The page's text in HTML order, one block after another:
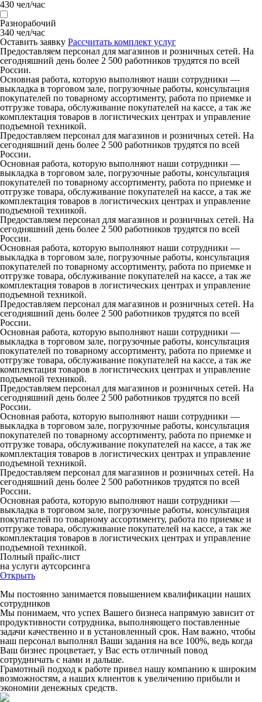
430 чел/час
Разнорабочий
340 чел/час
Оставить заявку Рассчитать комплект услуг
Предоставляем персонал для магазинов и розничных сетей. На
сегодняшний день более 2 500 работников трудятся по всей
России.
Основная работа, которую выполняют наши сотрудники —
выкладка в торговом зале, погрузочные работы, консультация
покупателей по товарному ассортименту, работа по приемке и
отгрузке товара, обслуживание покупателей на кассе, а так же
комплектация товаров в логистических центрах и управление
подъемной техникой.
Предоставляем персонал для магазинов и розничных сетей. На
сегодняшний день более 2 500 работников трудятся по всей
России.
Основная работа, которую выполняют наши сотрудники —
выкладка в торговом зале, погрузочные работы, консультация
покупателей по товарному ассортименту, работа по приемке и
отгрузке товара, обслуживание покупателей на кассе, а так же
комплектация товаров в логистических центрах и управление
подъемной техникой.
Предоставляем персонал для магазинов и розничных сетей. На
сегодняшний день более 2 500 работников трудятся по всей
России.
Основная работа, которую выполняют наши сотрудники —
выкладка в торговом зале, погрузочные работы, консультация
покупателей по товарному ассортименту, работа по приемке и
отгрузке товара, обслуживание покупателей на кассе, а так же
комплектация товаров в логистических центрах и управление
подъемной техникой.
Предоставляем персонал для магазинов и розничных сетей. На
сегодняшний день более 2 500 работников трудятся по всей
России.
Основная работа, которую выполняют наши сотрудники —
выкладка в торговом зале, погрузочные работы, консультация
покупателей по товарному ассортименту, работа по приемке и
отгрузке товара, обслуживание покупателей на кассе, а так же
комплектация товаров в логистических центрах и управление
подъемной техникой.
Предоставляем персонал для магазинов и розничных сетей. На
сегодняшний день более 2 500 работников трудятся по всей
России.
Основная работа, которую выполняют наши сотрудники —
выкладка в торговом зале, погрузочные работы, консультация
покупателей по товарному ассортименту, работа по приемке и
отгрузке товара, обслуживание покупателей на кассе, а так же
комплектация товаров в логистических центрах и управление
подъемной техникой.
Предоставляем персонал для магазинов и розничных сетей. На
сегодняшний день более 2 500 работников трудятся по всей
России.
Основная работа, которую выполняют наши сотрудники —
выкладка в торговом зале, погрузочные работы, консультация
покупателей по товарному ассортименту, работа по приемке и
отгрузке товара, обслуживание покупателей на кассе, а так же
комплектация товаров в логистических центрах и управление
подъемной техникой.
Полный прайс-лист
на услуги аутсорсинга
Открыть
Мы постоянно занимается повышением квалификации наших
сотрудников
Мы понимаем, что успех Вашего бизнеса напрямую зависит от
продуктивности сотрудника, выполняющего поставленные
задачи качественно и в установленный срок. Нам важно, чтобы
наш персонал выполнял Ваши задания на все 100%, ведь когда
Ваш бизнес процветает, у Вас есть отличный повод
сотрудничать с нами и дальше.
Грамотный подход к работе привел нашу компанию к широким
возможностям, а наших клиентов к увеличению прибыли и
экономии денежных средств.